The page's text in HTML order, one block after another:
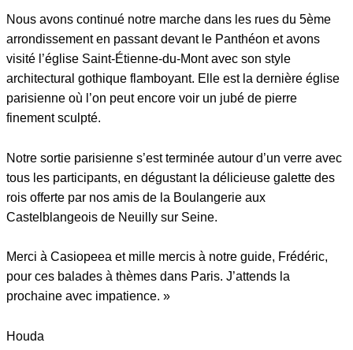
Nous avons continué notre marche dans les rues du 5ème
arrondissement en passant devant le Panthéon et avons
visité l’église Saint-Étienne-du-Mont avec son style
architectural gothique flamboyant. Elle est la dernière église
parisienne où l’on peut encore voir un jubé de pierre
finement sculpté.
Notre sortie parisienne s’est terminée autour d’un verre avec
tous les participants, en dégustant la délicieuse galette des
rois offerte par nos amis de la Boulangerie aux
Castelblangeois de Neuilly sur Seine.
Merci à Casiopeea et mille mercis à notre guide, Frédéric,
pour ces balades à thèmes dans Paris. J’attends la
prochaine avec impatience. »
Houda